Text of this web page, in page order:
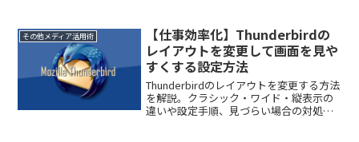
で、作業効率を大きく改善できる機能が
数多く用意...
その他メディア活用術
【仕事効率化】Thunderbirdの
レイアウトを変更して画面を見や
すくする設定方法
Thunderbirdのレイアウトを変更する方法
を解説。クラシック・ワイド・縦表示の
違いや設定手順、見づらい場合の対処法